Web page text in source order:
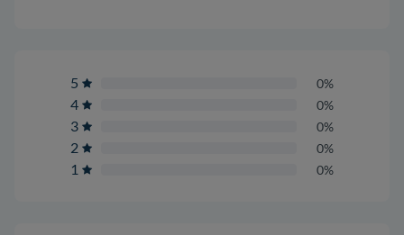
5 0%
4 0%
3 0%
2 0%
1 0%